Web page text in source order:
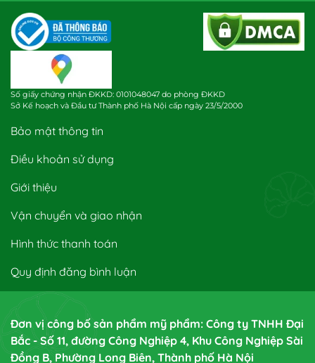
Số giấy chứng nhận ĐKKD: 0101048047 do phòng ĐKKD
Sở Kế hoạch và Đầu tư Thành phố Hà Nội cấp ngày 23/5/2000
Bảo mật thông tin
Điều khoản sử dụng
Giới thiệu
Vận chuyển và giao nhận
Hình thức thanh toán
Quy định đăng bình luận
Đơn vị công bố sản phẩm mỹ phẩm: Công ty TNHH Đại
Bắc - Số 11, đường Công Nghiệp 4, Khu Công Nghiệp Sài
Đồng B, Phường Long Biên, Thành phố Hà Nội